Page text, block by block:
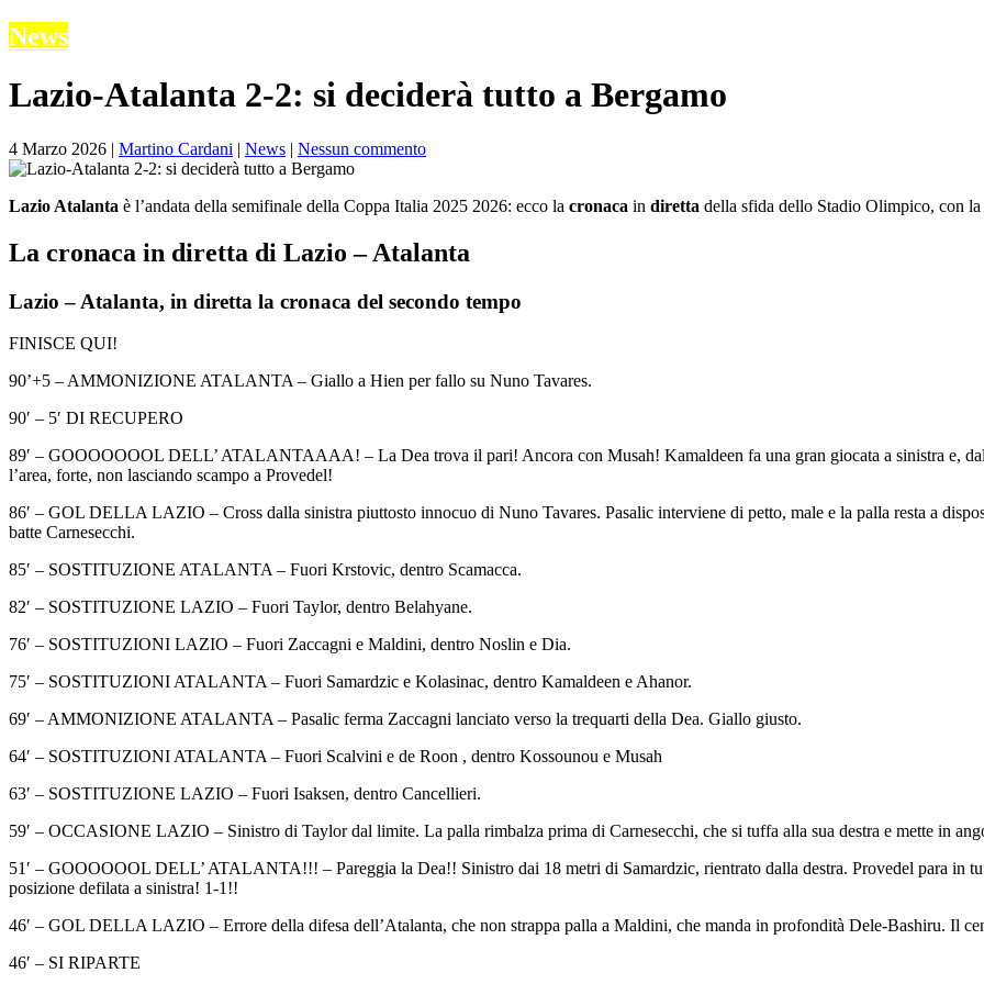
News
Lazio-Atalanta 2-2: si deciderà tutto a Bergamo
4 Marzo 2026 | Martino Cardani | News | Nessun commentosu
2-
si
deciderà
a
Lazio Atalanta è l’andata della semifinale della Coppa Italia 2025 2026: ecco la cronaca in diretta della sfida dello Stadio Olimpico, con
La cronaca in diretta di Lazio – Atalanta
Lazio – Atalanta, in diretta la cronaca del secondo tempo
FINISCE QUI!
90’+5 – AMMONIZIONE ATALANTA – Giallo a Hien per fallo su Nuno Tavares.
90′ – 5′ DI RECUPERO
89′ – GOOOOOOOL DELL’ ATALANTAAAA! – La Dea trova il pari! Ancora con Musah! Kamaldeen fa una gran giocata a sinistra e,
l’area, forte, non lasciando scampo a Provedel!
86′ – GOL DELLA LAZIO – Cross dalla sinistra piuttosto innocuo di Nuno Tavares. Pasalic interviene di petto, male e la palla resta a
batte Carnesecchi.
85′ – SOSTITUZIONE ATALANTA – Fuori Krstovic, dentro Scamacca.
82′ – SOSTITUZIONE LAZIO – Fuori Taylor, dentro Belahyane.
76′ – SOSTITUZIONI LAZIO – Fuori Zaccagni e Maldini, dentro Noslin e Dia.
75′ – SOSTITUZIONI ATALANTA – Fuori Samardzic e Kolasinac, dentro Kamaldeen e Ahanor.
69′ – AMMONIZIONE ATALANTA – Pasalic ferma Zaccagni lanciato verso la trequarti della Dea. Giallo giusto.
64′ – SOSTITUZIONI ATALANTA – Fuori Scalvini e de Roon , dentro Kossounou e Musah
63′ – SOSTITUZIONE LAZIO – Fuori Isaksen, dentro Cancellieri.
59′ – OCCASIONE LAZIO – Sinistro di Taylor dal limite. La palla rimbalza prima di Carnesecchi, che si tuffa alla sua destra e mette in
51′ – GOOOOOOL DELL’ ATALANTA!!! – Pareggia la Dea!! Sinistro dai 18 metri di Samardzic, rientrato dalla destra. Provedel para in
posizione defilata a sinistra! 1-1!!
46′ – GOL DELLA LAZIO – Errore della difesa dell’Atalanta, che non strappa palla a Maldini, che manda in profondità Dele-Bashiru. Il
46′ – SI RIPARTE